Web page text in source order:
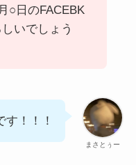
○日のFACEBK
いでしょう
まさとぅー
す！！！